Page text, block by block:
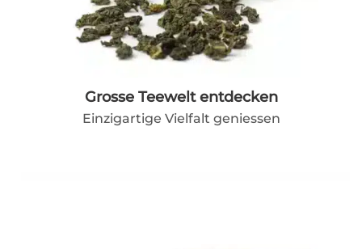
Grosse Teewelt entdecken
Einzigartige Vielfalt geniessen